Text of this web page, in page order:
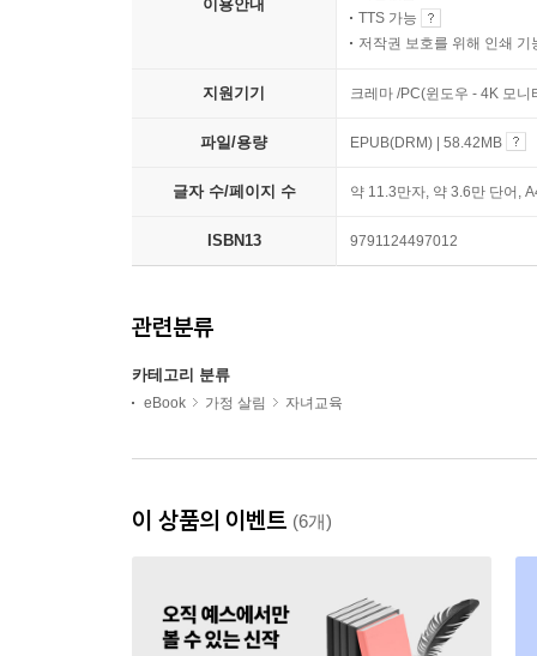
이용안내
TTS 가능
저작권 보호를 위해 인쇄 기
지원기기 크레마 /PC(윈도우 - 4K 모
파일/용량 EPUB(DRM) | 58.42MB
글자 수/페이지 수 약 11.3만자, 약 3.6만 단어,
ISBN13 9791124497012
관련분류
카테고리 분류
eBook 가정 살림 자녀교육
이 상품의 이벤트 (6개)